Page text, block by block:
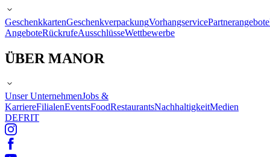
GeschenkkartenGeschenkverpackungVorhangservicePartnerangebote
AngeboteRückrufeAusschlüsseWettbewerbe
ÜBER MANOR
Unser UnternehmenJobs &
KarriereFilialenEventsFoodRestaurantsNachhaltigkeitMedien
DEFRIT